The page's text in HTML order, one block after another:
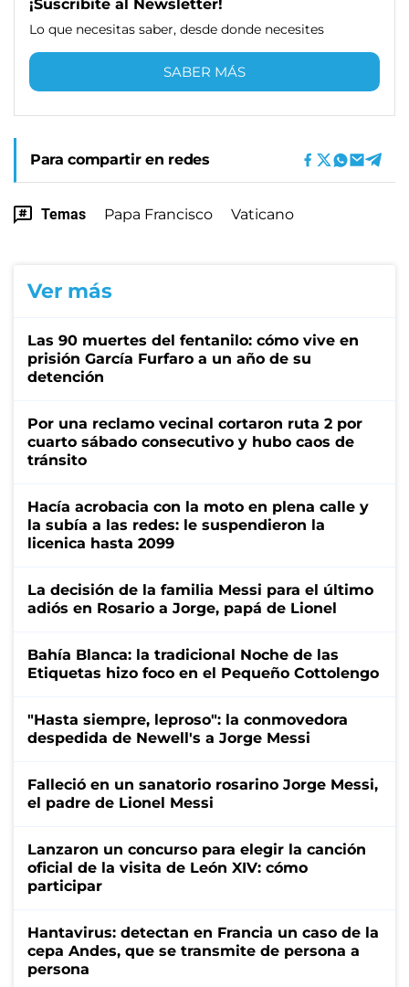
¡Suscribite al Newsletter!
Lo que necesitas saber, desde donde necesites
SABER MÁS
Para compartir en redes
Temas Papa Francisco Vaticano
Ver más
Las 90 muertes del fentanilo: cómo vive en
prisión García Furfaro a un año de su
detención
Por una reclamo vecinal cortaron ruta 2 por
cuarto sábado consecutivo y hubo caos de
tránsito
Hacía acrobacia con la moto en plena calle y
la subía a las redes: le suspendieron la
licenica hasta 2099
La decisión de la familia Messi para el último
adiós en Rosario a Jorge, papá de Lionel
Bahía Blanca: la tradicional Noche de las
Etiquetas hizo foco en el Pequeño Cottolengo
"Hasta siempre, leproso": la conmovedora
despedida de Newell's a Jorge Messi
Falleció en un sanatorio rosarino Jorge Messi,
el padre de Lionel Messi
Lanzaron un concurso para elegir la canción
oficial de la visita de León XIV: cómo
participar
Hantavirus: detectan en Francia un caso de la
cepa Andes, que se transmite de persona a
persona